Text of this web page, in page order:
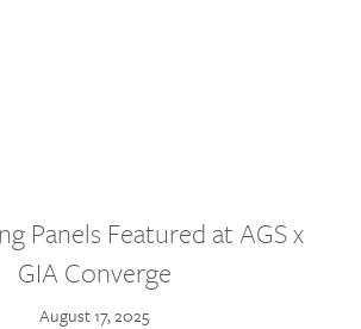
Panels Featured at AGS x
GIA Converge
August 17, 2025